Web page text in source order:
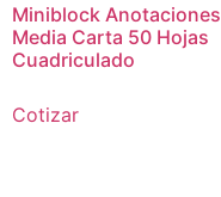
Miniblock Anotaciones
Media Carta 50 Hojas
Cuadriculado
Cotizar